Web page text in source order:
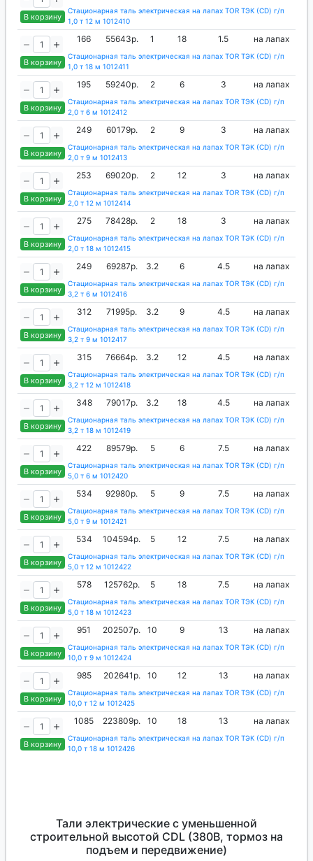
В корзину
Стационарная таль электрическая на лапах TOR ТЭК (CD) г/п
1,0 т 12 м 1012410
В корзину
166 55643р. 1 18 1.5 на лапах
Стационарная таль электрическая на лапах TOR ТЭК (CD) г/п
1,0 т 18 м 1012411
В корзину
195 59240р. 2 6 3 на лапах
Стационарная таль электрическая на лапах TOR ТЭК (CD) г/п
2,0 т 6 м 1012412
В корзину
249 60179р. 2 9 3 на лапах
Стационарная таль электрическая на лапах TOR ТЭК (CD) г/п
2,0 т 9 м 1012413
В корзину
253 69020р. 2 12 3 на лапах
Стационарная таль электрическая на лапах TOR ТЭК (CD) г/п
2,0 т 12 м 1012414
В корзину
275 78428р. 2 18 3 на лапах
Стационарная таль электрическая на лапах TOR ТЭК (CD) г/п
2,0 т 18 м 1012415
В корзину
249 69287р. 3.2 6 4.5 на лапах
Стационарная таль электрическая на лапах TOR ТЭК (CD) г/п
3,2 т 6 м 1012416
В корзину
312 71995р. 3.2 9 4.5 на лапах
Стационарная таль электрическая на лапах TOR ТЭК (CD) г/п
3,2 т 9 м 1012417
В корзину
315 76664р. 3.2 12 4.5 на лапах
Стационарная таль электрическая на лапах TOR ТЭК (CD) г/п
3,2 т 12 м 1012418
В корзину
348 79017р. 3.2 18 4.5 на лапах
Стационарная таль электрическая на лапах TOR ТЭК (CD) г/п
3,2 т 18 м 1012419
В корзину
422 89579р. 5 6 7.5 на лапах
Стационарная таль электрическая на лапах TOR ТЭК (CD) г/п
5,0 т 6 м 1012420
В корзину
534 92980р. 5 9 7.5 на лапах
Стационарная таль электрическая на лапах TOR ТЭК (CD) г/п
5,0 т 9 м 1012421
В корзину
534 104594р. 5 12 7.5 на лапах
Стационарная таль электрическая на лапах TOR ТЭК (CD) г/п
5,0 т 12 м 1012422
В корзину
578 125762р. 5 18 7.5 на лапах
Стационарная таль электрическая на лапах TOR ТЭК (CD) г/п
5,0 т 18 м 1012423
В корзину
951 202507р. 10 9 13 на лапах
Стационарная таль электрическая на лапах TOR ТЭК (CD) г/п
10,0 т 9 м 1012424
В корзину
985 202641р. 10 12 13 на лапах
Стационарная таль электрическая на лапах TOR ТЭК (CD) г/п
10,0 т 12 м 1012425
В корзину
1085 223809р. 10 18 13 на лапах
Стационарная таль электрическая на лапах TOR ТЭК (CD) г/п
10,0 т 18 м 1012426
Тали электрические с уменьшенной
строительной высотой CDL (380В, тормоз на
подъем и передвижение)